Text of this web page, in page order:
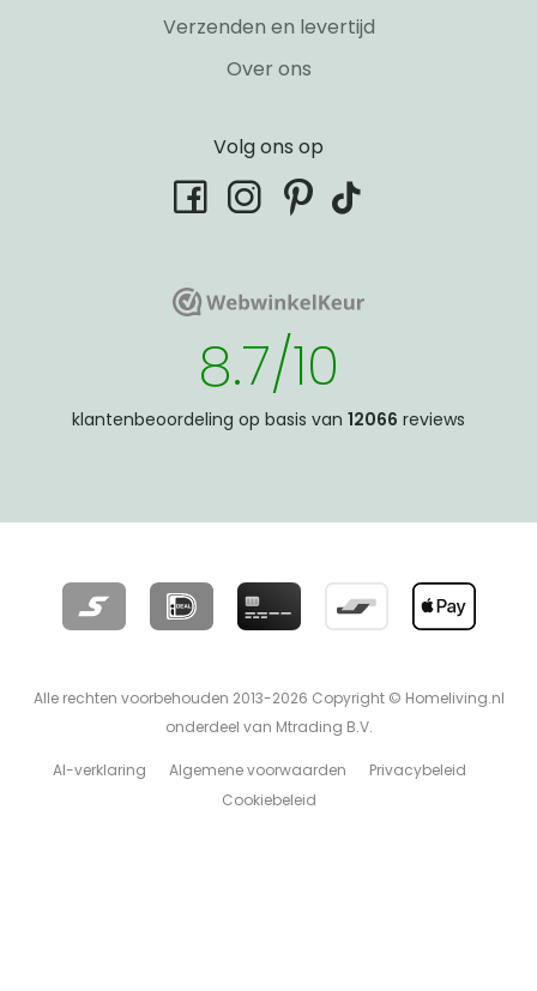
Verzenden en levertijd
Over ons
Volg ons op
facebookinstagram
pinterest
tiktok
WebwinkelKeurWebwinkelKeur
8.7/10
klantenbeoordeling op basis van 12066 reviews
Alle rechten voorbehouden 2013-2026 Copyright © Homeliving.nl
onderdeel van Mtrading B.V.
AI-verklaring Algemene voorwaarden
Privacybeleid
Cookiebeleid